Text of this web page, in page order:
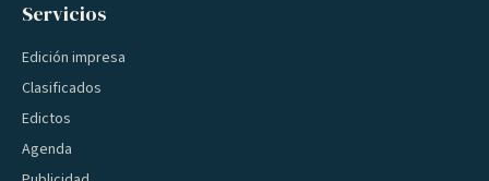
Servicios
Edición impresa
Clasificados
Edictos
Agenda